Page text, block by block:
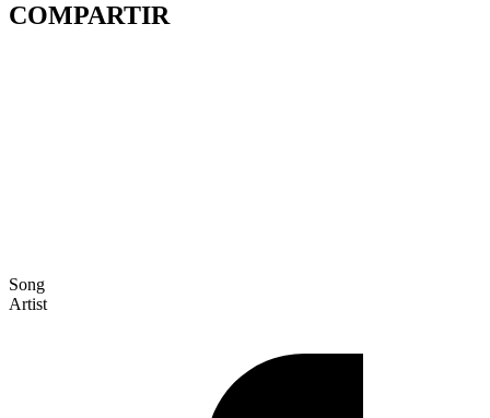
COMPARTIR
Song
Artist